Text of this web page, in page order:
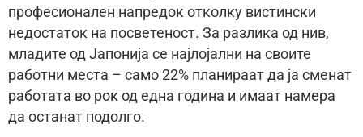
професионален напредок отколку вистински
недостаток на посветеност. За разлика од нив,
младите од Јапонија се најлојални на своите
работни места – само 22% планираат да ја сменат
работата во рок од една година и имаат намера
да останат подолго.